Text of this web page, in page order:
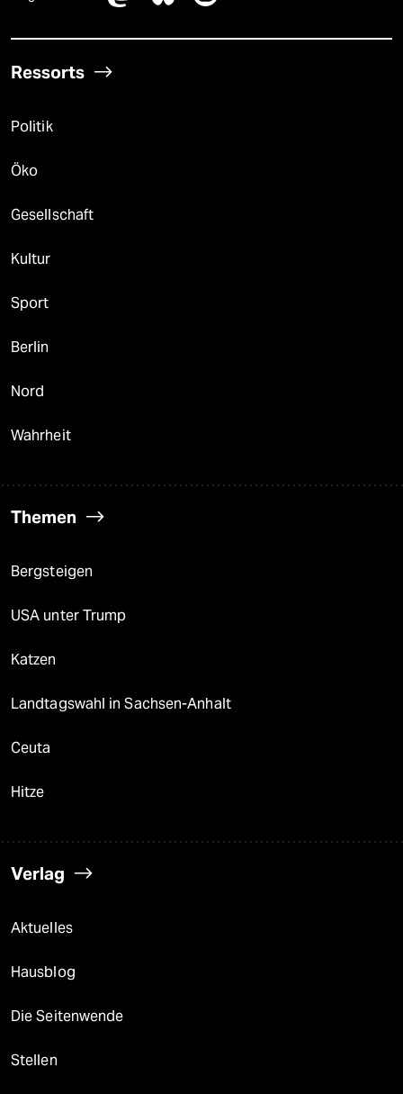
Ressorts
Politik
Öko
Gesellschaft
Kultur
Sport
Berlin
Nord
Wahrheit
Themen
Bergsteigen
USA unter Trump
Katzen
Landtagswahl in Sachsen-Anhalt
Ceuta
Hitze
Verlag
Aktuelles
Hausblog
Die Seitenwende
Stellen